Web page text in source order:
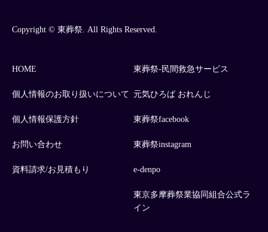
Copyright © 東葬祭. All Rights Reserved.
HOME
個人情報のお取り扱いについて
個人情報保護方針
お問い合わせ
資料請求/お見積もり
東葬祭-民間救急サービス
元気ひろば おれんじ
東葬祭facebook
東葬祭instagram
e-denpo
東京多摩葬祭業協同組合公式ラ
イン